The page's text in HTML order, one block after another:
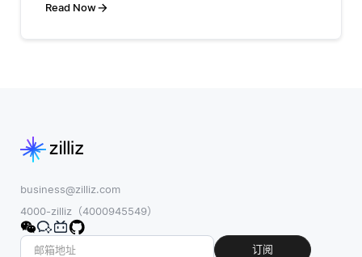
值、运动向量或
解，而低学习率可能会导致收敛速度较慢
Read Now
business@zilliz.com
4000-zilliz（4000945549）
订阅